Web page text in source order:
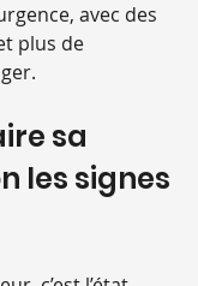
avec des
plus de
sa
les signes